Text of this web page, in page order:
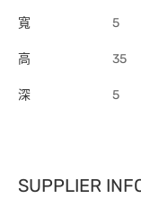
寬 5
高 35
深 5
SUPPLIER